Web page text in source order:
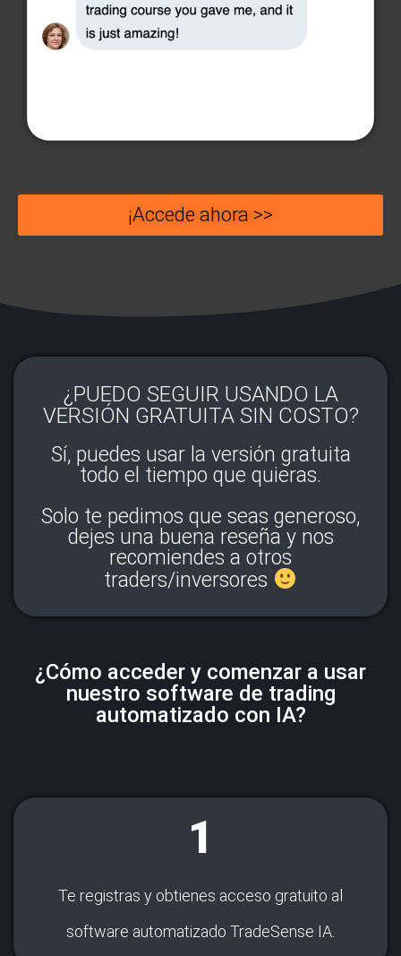
¡Accede ahora >>
¿PUEDO SEGUIR USANDO LA
VERSIÓN GRATUITA SIN COSTO?
Sí, puedes usar la versión gratuita
todo el tiempo que quieras.
Solo te pedimos que seas generoso,
dejes una buena reseña y nos
recomiendes a otros
traders/inversores
¿Cómo acceder y comenzar a usar
nuestro software de trading
automatizado con IA?
1
Te registras y obtienes acceso gratuito al
software automatizado TradeSense IA.